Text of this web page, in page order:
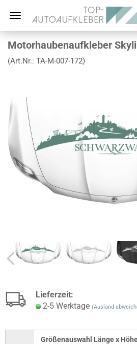
Motorhaubenaufkleber
(Art.Nr.: TA-M-007-172)
Lieferzeit:
2-5 Werktage (Ausland
Größenauswahl Länge x